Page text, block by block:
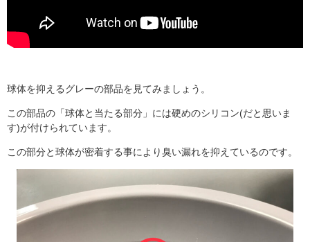
球体を抑えるグレーの部品を見てみましょう。
この部品の「球体と当たる部分」には硬めのシリコン(だと思いま
す)が付けられています。
この部分と球体が密着する事により臭い漏れを抑えているのです。